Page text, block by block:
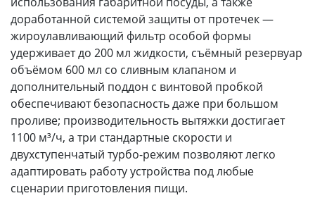
доработанной системой защиты от протечек —
жироулавливающий фильтр особой формы
удерживает до 200 мл жидкости, съёмный резервуар
объёмом 600 мл со сливным клапаном и
дополнительный поддон с винтовой пробкой
обеспечивают безопасность даже при большом
проливе; производительность вытяжки достигает
1100 м³/ч, а три стандартные скорости и
двухступенчатый турбо-режим позволяют легко
адаптировать работу устройства под любые
сценарии приготовления пищи.